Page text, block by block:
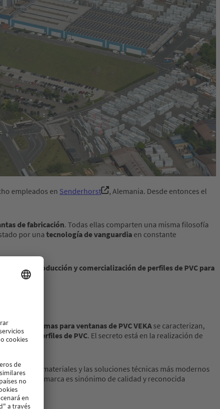
empleados en Senderhorst , Alemania. Desde entonces el
de fabricación. Todas ellas comparten una misma filosofía
por una tecnología de vanguardia en constante
producción y comercialización de perfiles de PVC para
sistemas para ventanas de PVC VEKA se caracterizan,
de perfiles de PVC. El secreto está en la realización de
los materiales y las soluciones técnicas más modernos
nuestra marca es sinónimo de calidad y reconocida